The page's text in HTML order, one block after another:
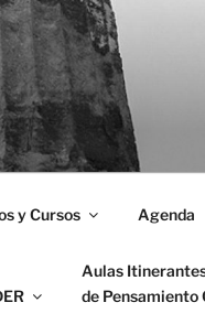
y Cursos Agenda
Aulas
de Pensamiento